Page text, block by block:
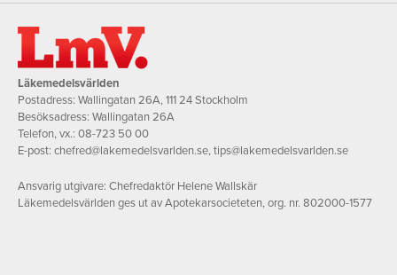
Läkemedelsvärlden
Postadress: Wallingatan 26A, 111 24 Stockholm
Besöksadress: Wallingatan 26A
Telefon, vx.: 08-723 50 00
E-post: chefred@lakemedelsvarlden.se,tips@lakemedelsvarlden.se
Ansvarig utgivare: Chefredaktör Helene Wallskär
Läkemedelsvärlden ges ut av Apotekarsocieteten, org. nr. 802000-1577